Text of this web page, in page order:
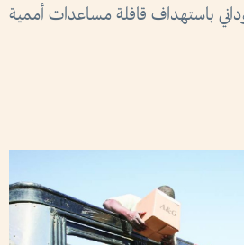
باستهداف قافلة مساعدات أممية